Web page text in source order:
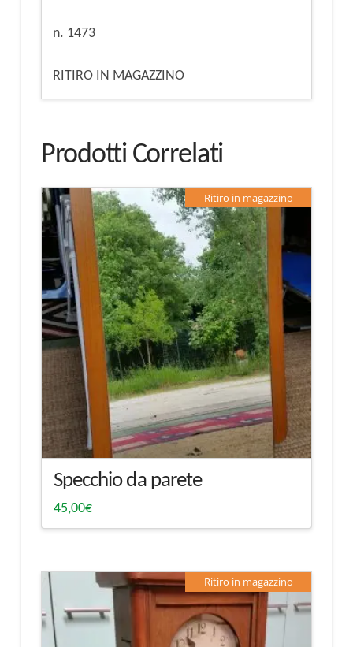
n. 1473
RITIRO IN MAGAZZINO
Prodotti Correlati
Ritiro in magazzino
Specchio da parete
45,00€
Ritiro in magazzino